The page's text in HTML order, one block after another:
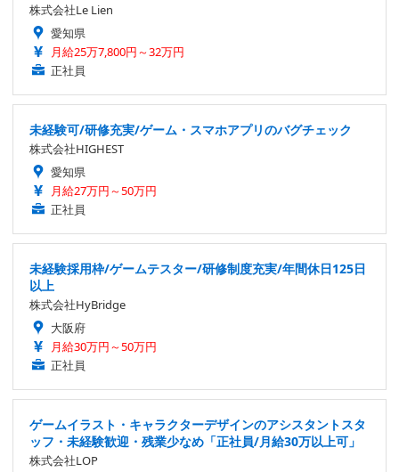
株式会社Le Lien
愛知県
月給25万7,800円～32万円
正社員
未経験可/研修充実/ゲーム・スマホアプリのバグチェック
株式会社HIGHEST
愛知県
月給27万円～50万円
正社員
未経験採用枠/ゲームテスター/研修制度充実/年間休日125日
以上
株式会社HyBridge
大阪府
月給30万円～50万円
正社員
ゲームイラスト・キャラクターデザインのアシスタントスタ
ッフ・未経験歓迎・残業少なめ「正社員/月給30万以上可」
株式会社LOP